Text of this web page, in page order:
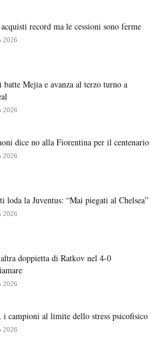
record ma le cessioni sono ferme
2026
batte Mejia e avanza al terzo turno a
2026
dice no alla Fiorentina per il centenario
2026
loda la Juventus: “Mai piegati al Chelsea”
2026
doppietta di Ratkov nel 4-0
2026
i campioni al limite dello stress psicofisico
2026